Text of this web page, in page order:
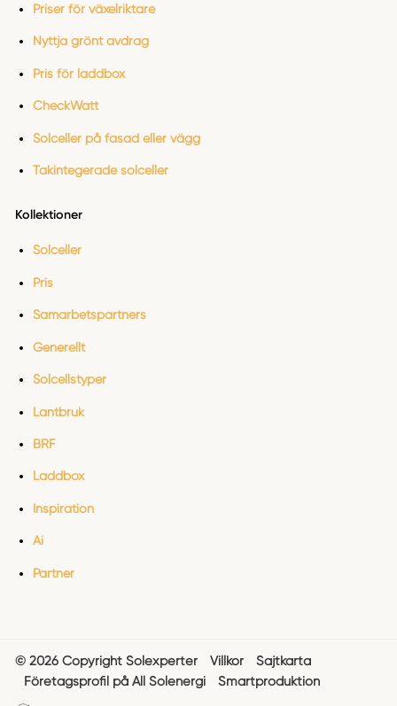
Priser för växelriktare
Nyttja grönt avdrag
Pris för laddbox
CheckWatt
Solceller på fasad eller vägg
Takintegerade solceller
Kollektioner
Solceller
Pris
Samarbetspartners
Generellt
Solcellstyper
Lantbruk
BRF
Laddbox
Inspiration
Ai
Partner
© 2026 Copyright Solexperter Villkor
Sajtkarta
Företagsprofil på All Solenergi
Smartproduktion